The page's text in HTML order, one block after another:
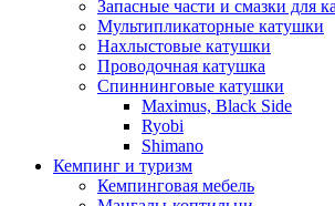
Запасные части и смазки для
Мультипликаторные катушки
Нахлыстовые катушки
Проводочная катушка
Спиннинговые катушки
Maximus, Black Side
Ryobi
Shimano
Кемпинг и туризм
Кемпинговая мебель